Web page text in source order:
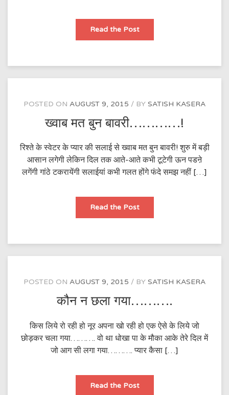
Read the Postउनके
कांप
आंख
आई……
POSTED ON AUGUST 9, 2015 BY SATISH KASERA
ख्वाब मत बुन बावरी…………!
रिश्ते के स्वेटर के प्यार की सलाई से ख्वाब मत बुन बावरी! शुरु में बड़ी
आसान लगेगी लेकिन दिल तक आते-आते कभी टूटेगी ऊन पडऩे
लगेंगी गांठे टकरायेंगी सलाईयां कभी गलत होंगे फंदे समझ नहीं […]
Read the Postख्वाब
बुन
POSTED ON AUGUST 9, 2015 BY SATISH KASERA
कौन न छला गया……….
किस लिये रो रही हो नूर अपना खो रही हो एक ऐसे के लिये जो
छोड़कर चला गया………. वो था धोखा पा के मौका आके तेरे दिल में
जो आग सी लगा गया………. प्यार कैसा […]
Read the Postकौन